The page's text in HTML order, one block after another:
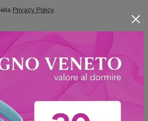
i cataloghi
Privacy Policy